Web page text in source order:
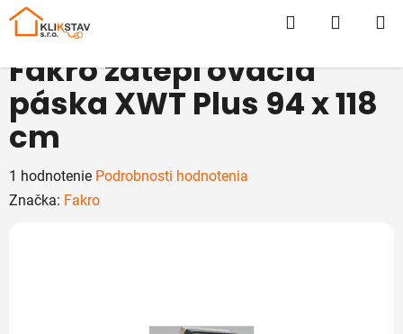
Prejsť
Hľadať
Fakro zatepľovacia
páska XWT Plus 94 x 118
cm
Priemerné
hodnotenie
1 hodnotenie Podrobnosti hodnotenia
Značka: Fakro